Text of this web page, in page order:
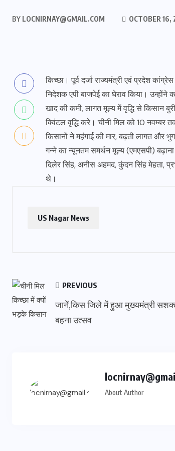
BY LOCNIRNAY@GMAIL.COM OCTOBER 16,
किच्छा। पूर्व दर्जा राज्यमंत्री एवं प्रदेश
निदेशक एपी बाजपेई का घेराव किया। उन्होंने
खाद की कमी, लागत मूल्य में वृद्धि से किसान
क्विंटल वृद्धि करे। चीनी मिल को 10
किसानों ने महंगाई की मार, बढ़ती लागत और
गन्ने का न्यूनतम समर्थन मूल्य (एमएसपी)
दिलेर सिंह, अनीस अहमद, कुंदन सिंह मेहता, प्रभु
थे।
US Nagar News
PREVIOUS
जानें,किस जिले में हुआ मुख्यमंत्री
बहना उत्सव
About Author